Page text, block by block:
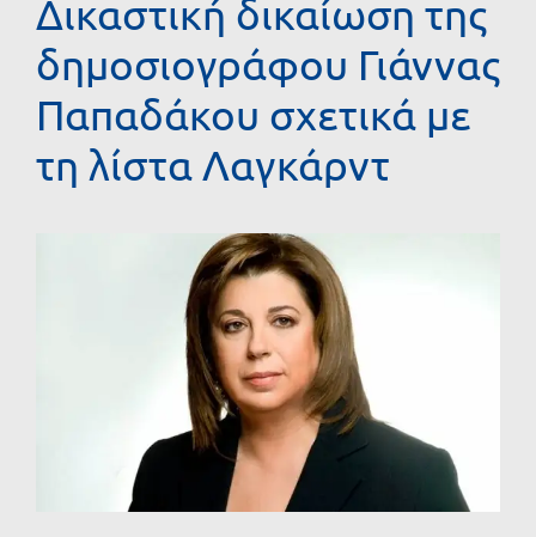
Δικαστική δικαίωση της
δημοσιογράφου Γιάννας
Παπαδάκου σχετικά με
τη λίστα Λαγκάρντ